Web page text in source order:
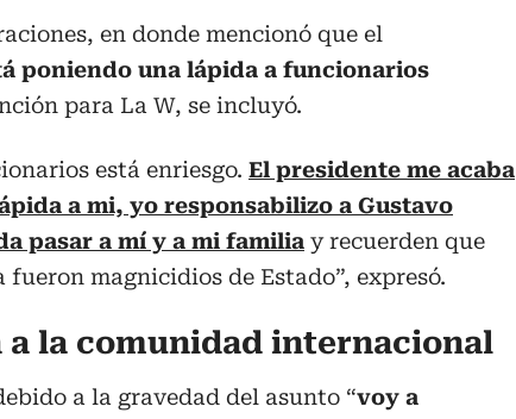
en donde mencionó que el
poniendo una lápida a funcionarios
para La W, se incluyó.
está enriesgo. El presidente me acaba
a mi, yo responsabilizo a Gustavo
pasar a mí y a mi familia y recuerden que
magnicidios de Estado”, expresó.
a la comunidad internacional
a la gravedad del asunto “voy a